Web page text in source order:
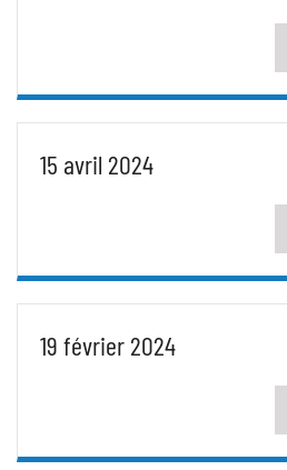
15 avril 2024
19 février 2024